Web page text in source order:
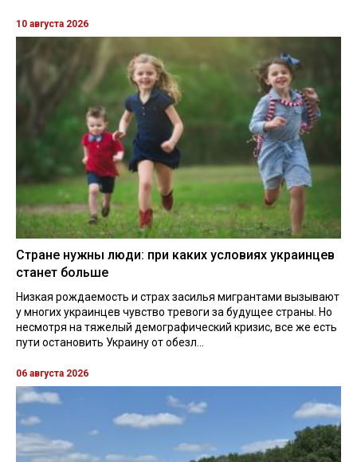
10 августа 2026
Стране нужны люди: при каких условиях украинцев
станет больше
Низкая рождаемость и страх засилья мигрантами вызывают
у многих украинцев чувство тревоги за будущее страны. Но
несмотря на тяжелый демографический кризис, все же есть
пути остановить Украину от обезл...
06 августа 2026